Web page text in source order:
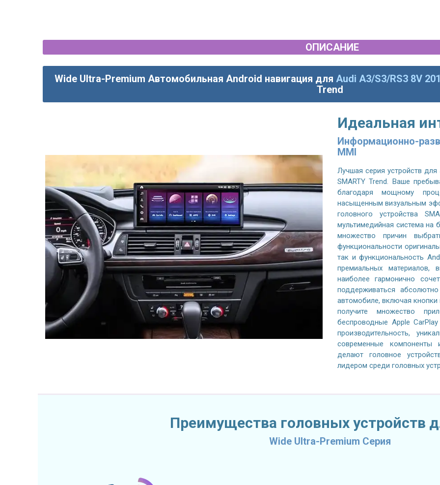
ОПИСАНИЕ
Wide Ultra-Premium Автомобильная Android навигация для Audi A3/S3/RS3 8V
Trend
Идеальная
Информационно-
MMI
Лучшая серия устройств
SMARTY Trend. Ваше
благодаря мощному
насыщенным визуальным
головного устройства
мультимедийная система на
множество причин
функциональности
так и функциональность
премиальных материалов,
наиболее гармонично
поддерживаться
автомобиле, включая кнопки
получите множество
беспроводные Apple
производительность,
современные компоненты
делают головное
лидером среди головных
Преимущества головных устройств
Wide Ultra-Premium Серия